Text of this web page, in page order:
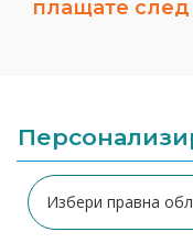
плащате след